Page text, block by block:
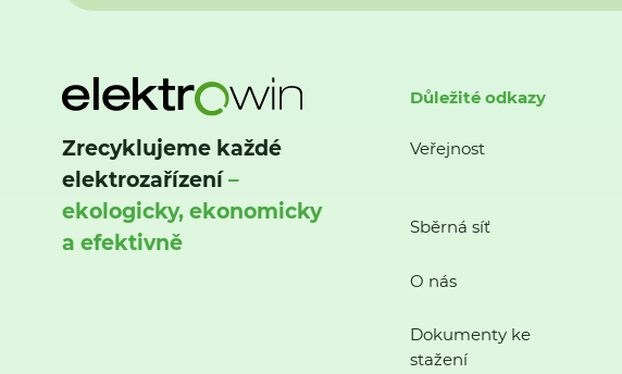
Zrecyklujeme každé
elektrozařízení–
ekologicky, ekonomicky
a efektivně
Důležité odkazy
Veřejnost
Sběrná síť
O nás
Dokumenty ke
stažení